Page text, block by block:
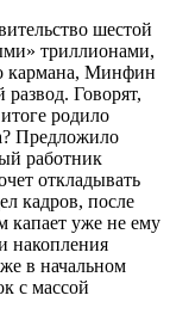
шестой
триллионами,
кармана, Минфин
Говорят,
родило
Предложило
работник
откладывать
кадров, после
капает уже не ему
накопления
в начальном
с массой